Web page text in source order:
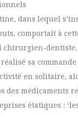
dans lequel
comportait à
chirurgien-dentiste.
sa
en solitaire,
des médicaments
étatiques :